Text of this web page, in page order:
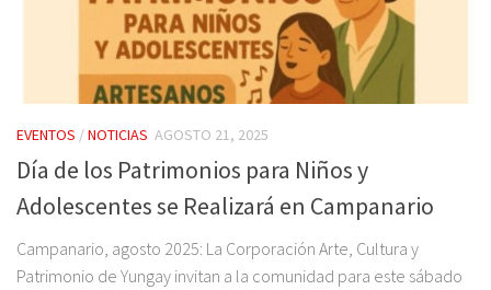
EVENTOS /NOTICIAS AGOSTO 21, 2025
Día de los Patrimonios para Niños y
Adolescentes se Realizará en Campanario
Campanario, agosto 2025: La Corporación Arte, Cultura y
Patrimonio de Yungay invitan a la comunidad para este sábado